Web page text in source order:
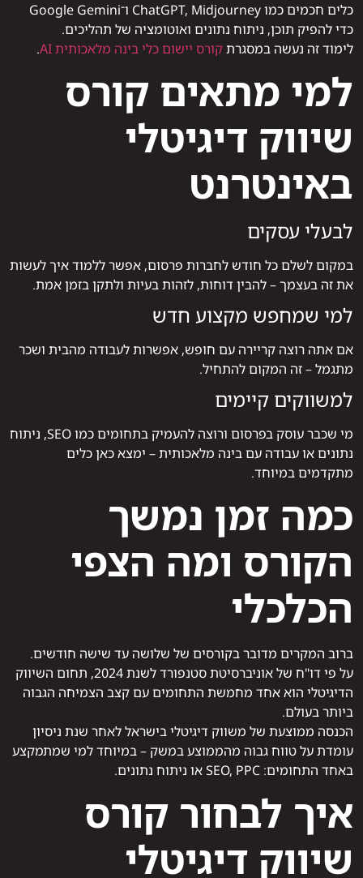
כלים חכמים כמו ChatGPT, Midjourney ו־Google Gemini
כדי להפיק תוכן, ניתוח נתונים ואוטומציה של תהליכים.
לימוד זה נעשה במסגרתקורס יישום כלי בינה מלאכותית AI .
למי מתאים קורס
שיווק דיגיטלי
באינטרנט
לבעלי עסקים
במקום לשלם כל חודש לחברות פרסום, אפשר ללמוד איך לעשות
את זה בעצמך – להבין דוחות, לזהות בעיות ולתקן בזמן אמת.
למי שמחפש מקצוע חדש
אם אתה רוצה קריירה עם חופש, אפשרות לעבודה מהבית ושכר
מתגמל – זה המקום להתחיל.
למשווקים קיימים
מי שכבר עוסק בפרסום ורוצה להעמיק בתחומים כמו SEO, ניתוח
נתונים או עבודה עם בינה מלאכותית – ימצא כאן כלים
מתקדמים במיוחד.
כמה זמן נמשך
הקורס ומה הצפי
הכלכלי
ברוב המקרים מדובר בקורסים של שלושה עד שישה חודשים.
על פי דו"ח של אוניברסיטת סטנפורד לשנת 2024, תחום השיווק
הדיגיטלי הוא אחד מחמשת התחומים עם קצב הצמיחה הגבוה
ביותר בעולם.
הכנסה ממוצעת של משווק דיגיטלי בישראל לאחר שנת ניסיון
עומדת על טווח גבוה מהממוצע במשק – במיוחד למי שמתמקצע
באחד התחומים: SEO, PPC או ניתוח נתונים.
איך לבחור קורס
שיווק דיגיטלי